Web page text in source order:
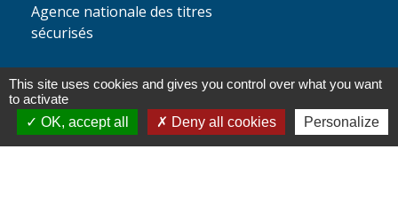
Agence nationale des titres
sécurisés
Partenaires
institutionnels
This site uses cookies and gives you control over what you want
to activate
OK, accept all
Deny all cookies Personalize